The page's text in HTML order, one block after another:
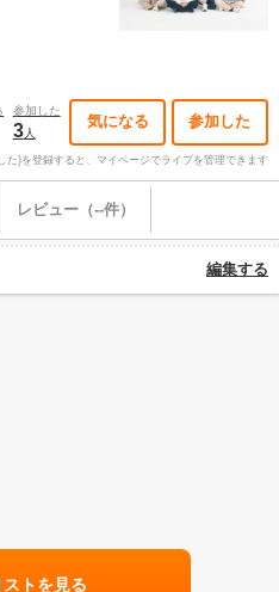
参加した
3人
気になる 参加した
た)を登録すると、マイページでライブを管理できます
レビュー（--件）
編集する
トを見る